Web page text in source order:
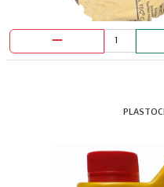
ALAMBRE